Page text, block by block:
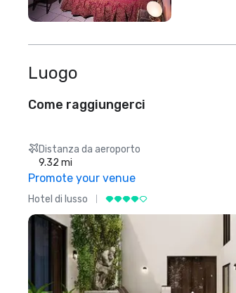
Luogo
Come raggiungerci
Distanza da aeroporto
9.32 mi
Promote your venue
Hotel di lusso